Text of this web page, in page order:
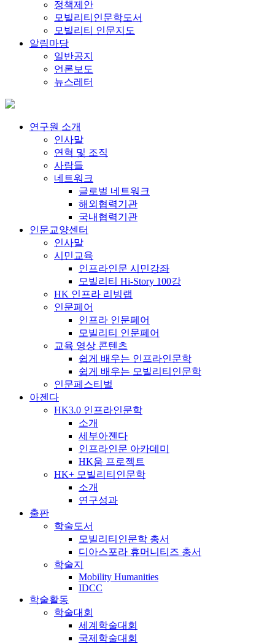
정책제안
모빌리티인문학도서
모빌리티 인문지도
알림마당
일반공지
언론보도
뉴스레터
연구원 소개
인사말
연혁 및 조직
사람들
네트워크
글로벌 네트워크
해외협력기관
국내협력기관
인문교양센터
인사말
시민교육
인프라인문 시민강좌
모빌리티 Hi-Story 100강
HK 인프라 리빙랩
인문페어
인프라 인문페어
모빌리티 인문페어
교육 영상 콘텐츠
쉽게 배우는 인프라인문학
쉽게 배우는 모빌리티인문학
인문페스티벌
아젠다
HK3.0 인프라인문학
소개
세부아젠다
인프라인문 아카데미
HK움 프로젝트
HK+ 모빌리티인문학
소개
연구성과
출판
학술도서
모빌리티인문학 총서
디아스포라 휴머니티즈 총서
학술지
Mobility Humanities
IDCC
학술활동
학술대회
세계학술대회
국제학술대회